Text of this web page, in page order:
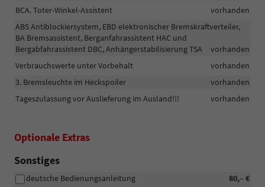
BCA. Toter-Winkel-Assistent
vorhanden
ABS Antiblockiersystem, EBD elektronischer Bremskraftverteiler,
BA Bremsassistent, Berganfahrassistent HAC und
Bergabfahrassistent DBC, Anhängerstabilisierung TSA
vorhanden
Verbrauchswerte unter Vorbehalt
vorhanden
3. Bremsleuchte im Heckspoiler
vorhanden
Tageszulassung vor Auslieferung im Ausland!!!
vorhanden
Optionale Extras
Sonstiges
80,– €
deutsche Bedienungsanleitung